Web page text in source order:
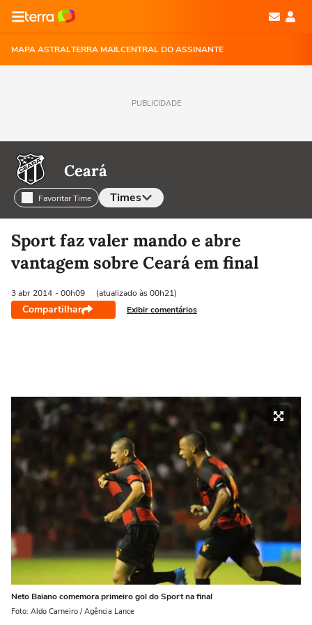
MAPA ASTRALTERRA MAILCENTRAL DO ASSINANTE
PUBLICIDADE
Ceará
Favoritar Time Times
Selecione o time para ver as notícias
Sport faz valer mando e abre
vantagem sobre Ceará em final
3 abr 2014 - 00h09 (atualizado às 00h21)
Compartilhar Exibir comentários
Neto Baiano comemora primeiro gol do Sport na final
Foto: Aldo Carneiro / Agência Lance